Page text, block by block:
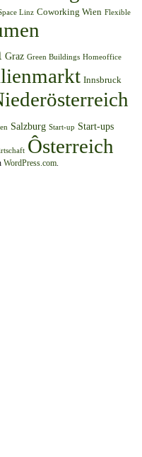
Linz Coworking Wien Flexible
Graz Green Buildings Homeoffice
Innsbruck
Salzburg Start-up Start-ups
Ôsterreich
WordPress.com.